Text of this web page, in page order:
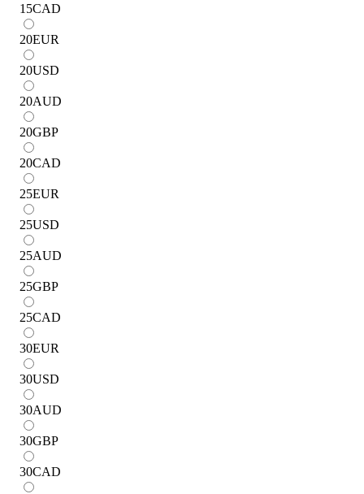
15CAD
20EUR
20USD
20AUD
20GBP
20CAD
25EUR
25USD
25AUD
25GBP
25CAD
30EUR
30USD
30AUD
30GBP
30CAD